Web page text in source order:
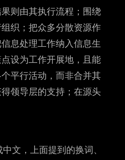
则由其执行流程；围绕
织；把众多分散资源作
息处理工作纳入信息生
设为工作开展地，且能
平行活动，而非合并其
领导层的支持；在源头
文，上面提到的换词、